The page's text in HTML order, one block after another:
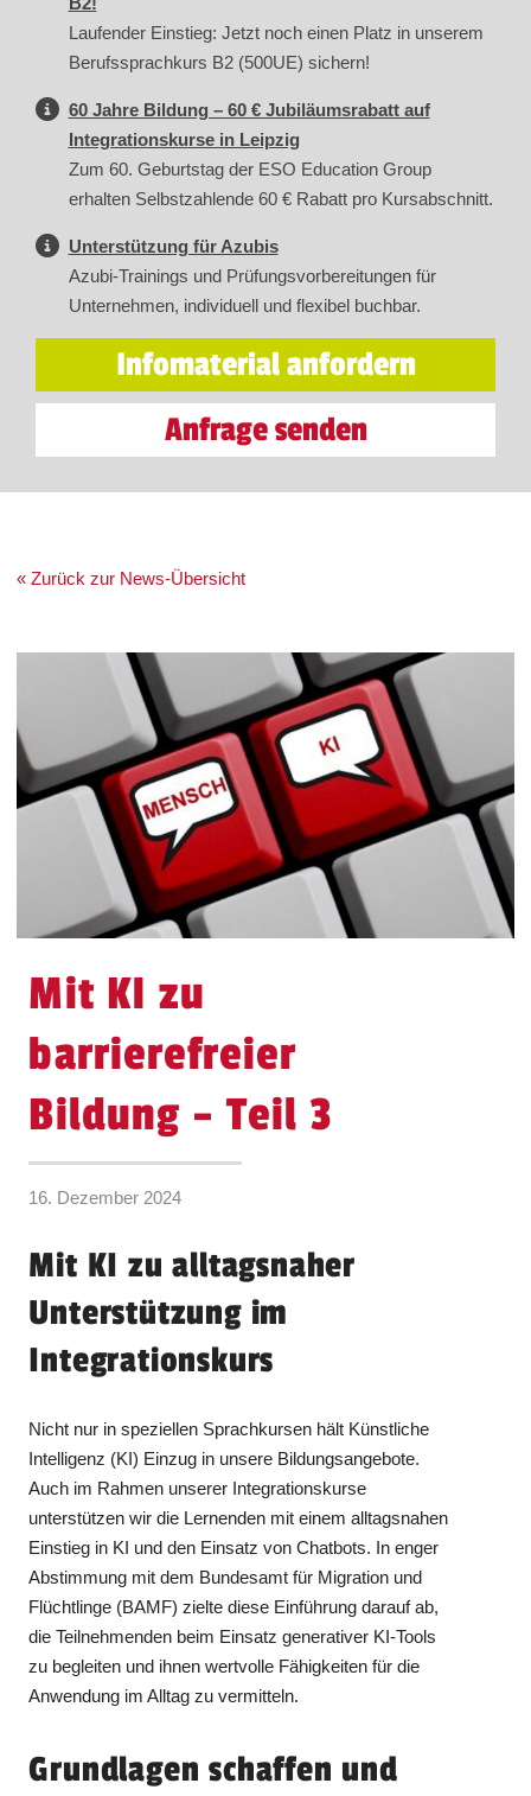
Laufender Einstieg: Jetzt noch einen Platz in unserem
Berufssprachkurs B2 (500UE) sichern!
60 Jahre Bildung – 60 € Jubiläumsrabatt auf
Integrationskurse in Leipzig
Zum 60. Geburtstag der ESO Education Group
erhalten Selbstzahlende 60 € Rabatt pro Kursabschnitt.
Unterstützung für Azubis
Azubi-Trainings und Prüfungsvorbereitungen für
Unternehmen, individuell und flexibel buchbar.
Infomaterial anfordern
Anfrage senden
« Zurück zur News-Übersicht
Mit KI zu
barrierefreier
Bildung – Teil 3
16. Dezember 2024
Mit KI zu alltagsnaher
Unterstützung im
Integrationskurs
Nicht nur in speziellen Sprachkursen hält Künstliche
Intelligenz (KI) Einzug in unsere Bildungsangebote.
Auch im Rahmen unserer Integrationskurse
unterstützen wir die Lernenden mit einem alltagsnahen
Einstieg in KI und den Einsatz von Chatbots. In enger
Abstimmung mit dem Bundesamt für Migration und
Flüchtlinge (BAMF) zielte diese Einführung darauf ab,
die Teilnehmenden beim Einsatz generativer KI-Tools
zu begleiten und ihnen wertvolle Fähigkeiten für die
Anwendung im Alltag zu vermitteln.
Grundlagen schaffen und